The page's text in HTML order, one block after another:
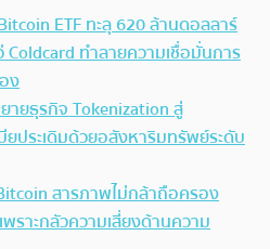
ETF ทะลุ 620 ล้านดอลลาร์
Coldcard ทำลายความเชื่อมั่นการ
ง
ายธุรกิจ Tokenization สู่
ยประเดิมด้วยอสังหาริมทรัพย์ระดับ
สารภาพไม่กล้าถือครอง
พราะกลัวความเสี่ยงด้านความ